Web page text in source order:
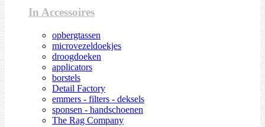
In Accessoires
opbergtassen
microvezeldoekjes
droogdoeken
applicators
borstels
Detail Factory
emmers - filters - deksels
sponsen - handschoenen
The Rag Company